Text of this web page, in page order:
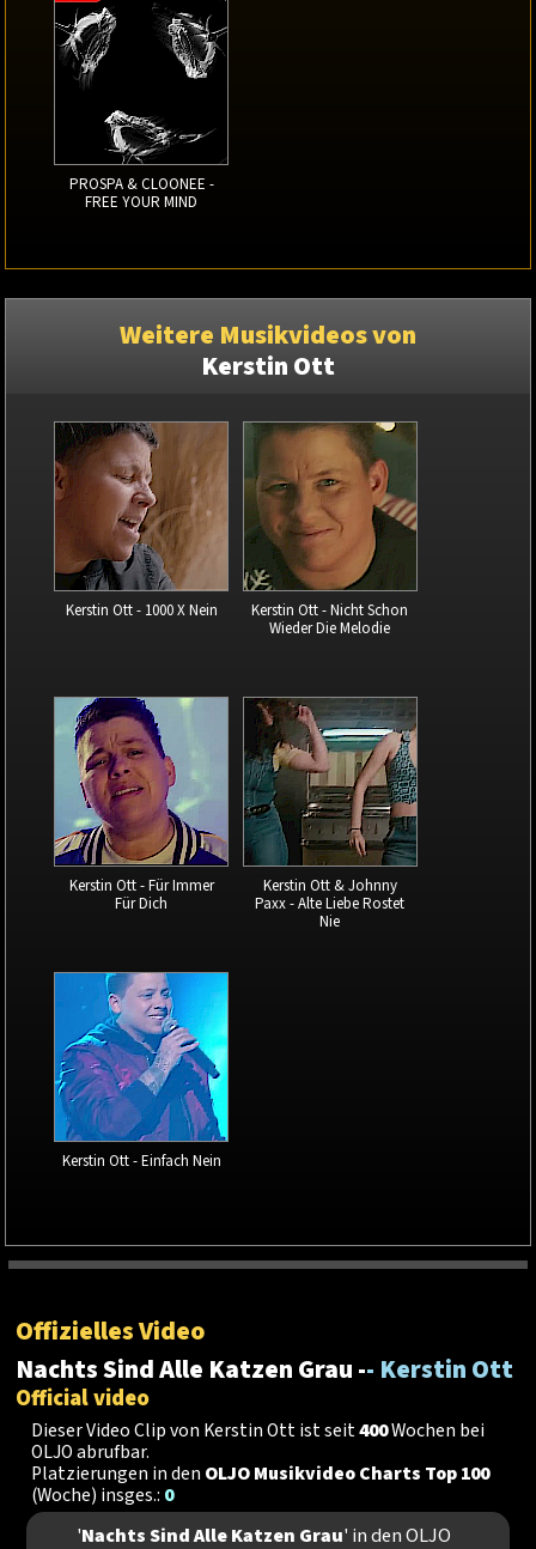
PROSPA & CLOONEE -
FREE YOUR MIND
Weitere Musikvideos von
Kerstin Ott
Kerstin Ott - 1000 X Nein
Kerstin Ott - Nicht Schon
Wieder Die Melodie
Kerstin Ott - Für Immer
Für Dich
Kerstin Ott & Johnny
Paxx - Alte Liebe Rostet
Nie
Kerstin Ott - Einfach Nein
Offizielles Video
Nachts Sind Alle Katzen Grau -- Kerstin Ott
Official video
Dieser Video Clip von Kerstin Ott ist seit400Wochen bei
OLJO abrufbar.
Platzierungen in den OLJO Musikvideo Charts Top 100
(Woche) insges.: 0
'Nachts Sind Alle Katzen Grau' in den OLJO